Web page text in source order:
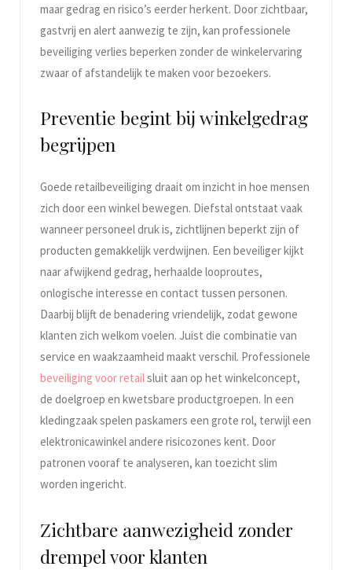
maar gedrag en risico’s eerder herkent. Door zichtbaar,
gastvrij en alert aanwezig te zijn, kan professionele
beveiliging verlies beperken zonder de winkelervaring
zwaar of afstandelijk te maken voor bezoekers.
Preventie begint bij winkelgedrag
begrijpen
Goede retailbeveiliging draait om inzicht in hoe mensen
zich door een winkel bewegen. Diefstal ontstaat vaak
wanneer personeel druk is, zichtlijnen beperkt zijn of
producten gemakkelijk verdwijnen. Een beveiliger kijkt
naar afwijkend gedrag, herhaalde looproutes,
onlogische interesse en contact tussen personen.
Daarbij blijft de benadering vriendelijk, zodat gewone
klanten zich welkom voelen. Juist die combinatie van
service en waakzaamheid maakt verschil. Professionele
beveiliging voor retailsluit aan op het winkelconcept,
de doelgroep en kwetsbare productgroepen. In een
kledingzaak spelen paskamers een grote rol, terwijl een
elektronicawinkel andere risicozones kent. Door
patronen vooraf te analyseren, kan toezicht slim
worden ingericht.
Zichtbare aanwezigheid zonder
drempel voor klanten